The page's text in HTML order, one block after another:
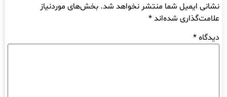
نشانی ایمیل شما منتشر نخواهد شد. بخش‌های موردنیاز
علامت‌گذاری شده‌اند*
دیدگاه*